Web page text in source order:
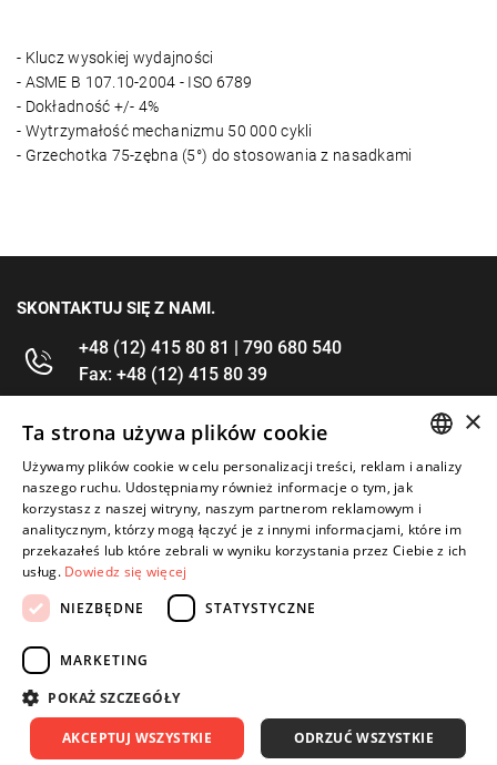
- Klucz wysokiej wydajności
- ASME B 107.10-2004 - ISO 6789
- Dokładność +/- 4%
- Wytrzymałość mechanizmu 50 000 cykli
- Grzechotka 75-zębna (5°) do stosowania z nasadkami
SKONTAKTUJ SIĘ Z NAMI.
+48 (12) 415 80 81 | 790 680 540
Fax: +48 (12) 415 80 39
kontakt@im-narzedzia.pl
INFORMACJE
OFERTA
MOJE KONTO
OBSERWUJ NAS
Copyright 2026: IM Kraków Created by: Waynet
ENGLISH
×
Ta strona używa plików cookie
Używamy plików cookie w celu personalizacji treści, reklam i analizy
naszego ruchu. Udostępniamy również informacje o tym, jak
korzystasz z naszej witryny, naszym partnerom reklamowym i
analitycznym, którzy mogą łączyć je z innymi informacjami, które im
przekazałeś lub które zebrali w wyniku korzystania przez Ciebie z ich
usług. Dowiedz się więcej
NIEZBĘDNE
STATYSTYCZNE
MARKETING
POKAŻ SZCZEGÓŁY
AKCEPTUJ WSZYSTKIE ODRZUĆ WSZYSTKIE